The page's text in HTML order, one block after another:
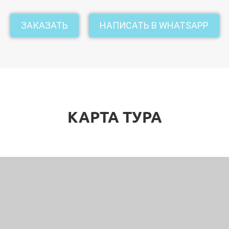
(220км – 5 часов)
ЗАКАЗАТЬ НАПИСАТЬ В WHATSAPP
КАРТА ТУРА